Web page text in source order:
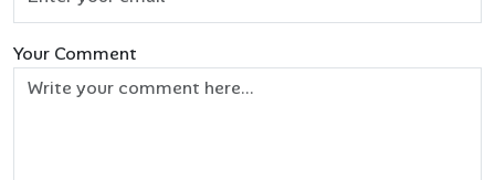
Your Comment